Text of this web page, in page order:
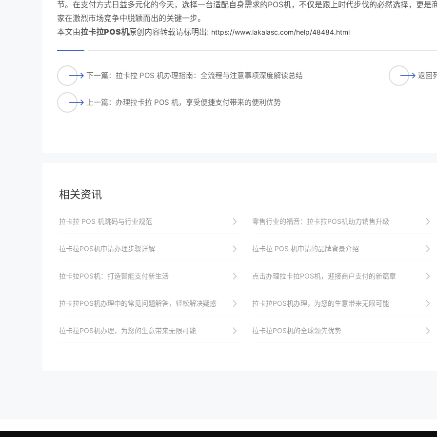
节。在支付方式日益多元化的今天，选择一台适配自身需求的POS机，不仅是跟上时代步伐的必然选择，更是
家在激烈市场竞争中脱颖而出的关键一步。
本文由拉卡拉POS机原创内容转载请标明出: https://www.lakalasc.com/help/48484.html
下一篇：拉卡拉 POS 机办理指南：全流程与注意事项深度解读总结
上一篇：办理拉卡拉 POS 机，享受便捷支付带来的便利优势
返回
相关资讯
拉卡拉 POS 机跳码与行业规范 零售行业的福音：拉卡拉POS机助力销售升级
拉卡拉POS机申请办理步骤详解 拉卡拉 POS 机申请的品牌背景介绍
拉卡拉POS机：打造智能支付新生活 点击办理拉卡拉POS机，迎接商户支付的新篇章
拉卡拉POS机办理中的常见问题解答，轻松解决疑惑 拉卡拉POS机办理，为您的生意带来无限可能
拉卡拉POS机办理，为您的生意带来无限可能 拉卡拉POS机的全球领先优势